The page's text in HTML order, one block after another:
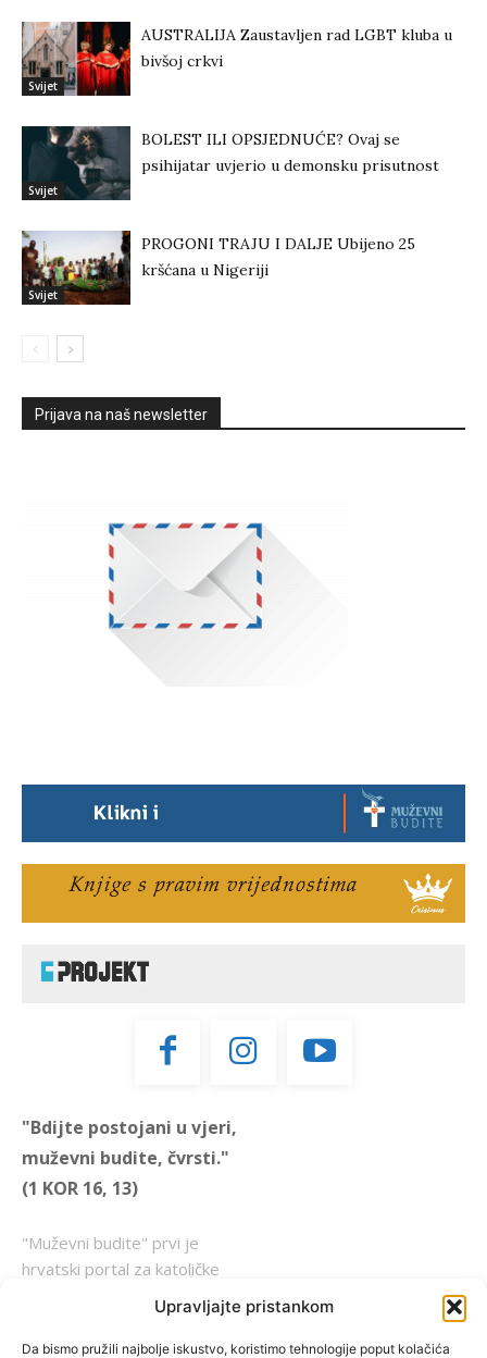
Upravljajte pristankom
Da bismo pružili najbolje iskustvo, koristimo tehnologije poput kolačića
Svijet
AUSTRALIJA Zaustavljen rad LGBT kluba u
bivšoj crkvi
Svijet
BOLEST ILI OPSJEDNUĆE? Ovaj se
psihijatar uvjerio u demonsku prisutnost
Svijet
PROGONI TRAJU I DALJE Ubijeno 25
kršćana u Nigeriji
Prijava na naš newsletter
"Bdijte postojani u vjeri,
muževni budite, čvrsti."
(1 KOR 16, 13)
"Muževni budite" prvi je
hrvatski portal za katoličke
reafirmirati u današnje
vrijeme itekako narušen